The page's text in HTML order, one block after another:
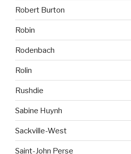
Robert Burton
Robin
Rodenbach
Rolin
Rushdie
Sabine Huynh
Sackville-West
Saint-John Perse